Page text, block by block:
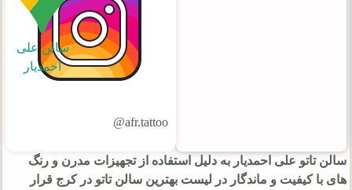
afr.tattoo@
سالن علی
احمدیار
سالن تاتو علی احمدیار به دلیل استفاده از تجهیزات مدرن و رنگ‌
های با کیفیت و ماندگار در لیست بهترین سالن تاتو در کرج قرار